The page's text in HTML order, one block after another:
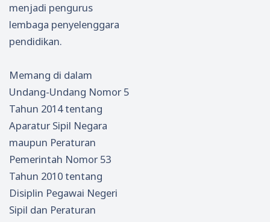
menjadi pengurus
lembaga penyelenggara
pendidikan.
Memang di dalam
Undang-Undang Nomor 5
Tahun 2014 tentang
Aparatur Sipil Negara
maupun Peraturan
Pemerintah Nomor 53
Tahun 2010 tentang
Disiplin Pegawai Negeri
Sipil dan Peraturan